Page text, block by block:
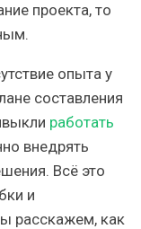
проекта, то
опыта у
составления
работать
внедрять
Всё это
и
расскажем, как